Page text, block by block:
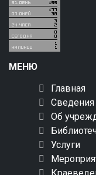
МЕНЮ
Главная
Об
Услуги